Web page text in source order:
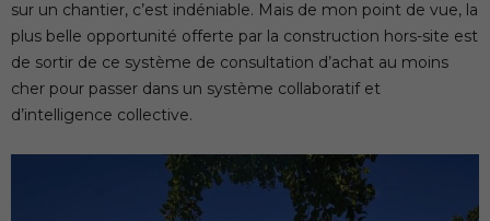
sur un chantier, c’est indéniable. Mais de mon point de vue, la
plus belle opportunité offerte par la construction hors-site est
de sortir de ce système de consultation d’achat au moins
cher pour passer dans un système collaboratif et
d’intelligence collective.